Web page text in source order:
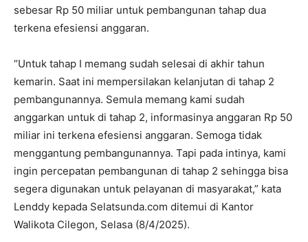
sebesar Rp 50 miliar untuk pembangunan tahap dua
terkena efesiensi anggaran.
“Untuk tahap I memang sudah selesai di akhir tahun
kemarin. Saat ini mempersilakan kelanjutan di tahap 2
pembangunannya. Semula memang kami sudah
anggarkan untuk di tahap 2, informasinya anggaran Rp 50
miliar ini terkena efesiensi anggaran. Semoga tidak
menggantung pembangunannya. Tapi pada intinya, kami
ingin percepatan pembangunan di tahap 2 sehingga bisa
segera digunakan untuk pelayanan di masyarakat,” kata
Lenddy kepada Selatsunda.com ditemui di Kantor
Walikota Cilegon, Selasa (8/4/2025).